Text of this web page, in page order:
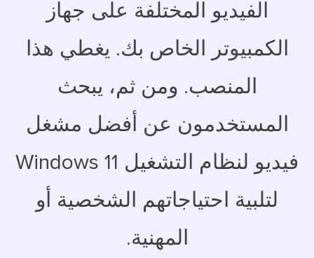
الفيديو المختلفة على جهاز
الكمبيوتر الخاص بك. يغطي هذا
المنصب. ومن ثم، يبحث
المستخدمون عن أفضل مشغل
فيديو لنظام التشغيل Windows 11
لتلبية احتياجاتهم الشخصية أو
المهنية.